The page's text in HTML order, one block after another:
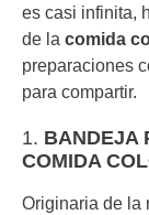
es casi infinita,
de la comida
preparaciones
para compartir.
1. BANDEJA
COMIDA
Originaria de la